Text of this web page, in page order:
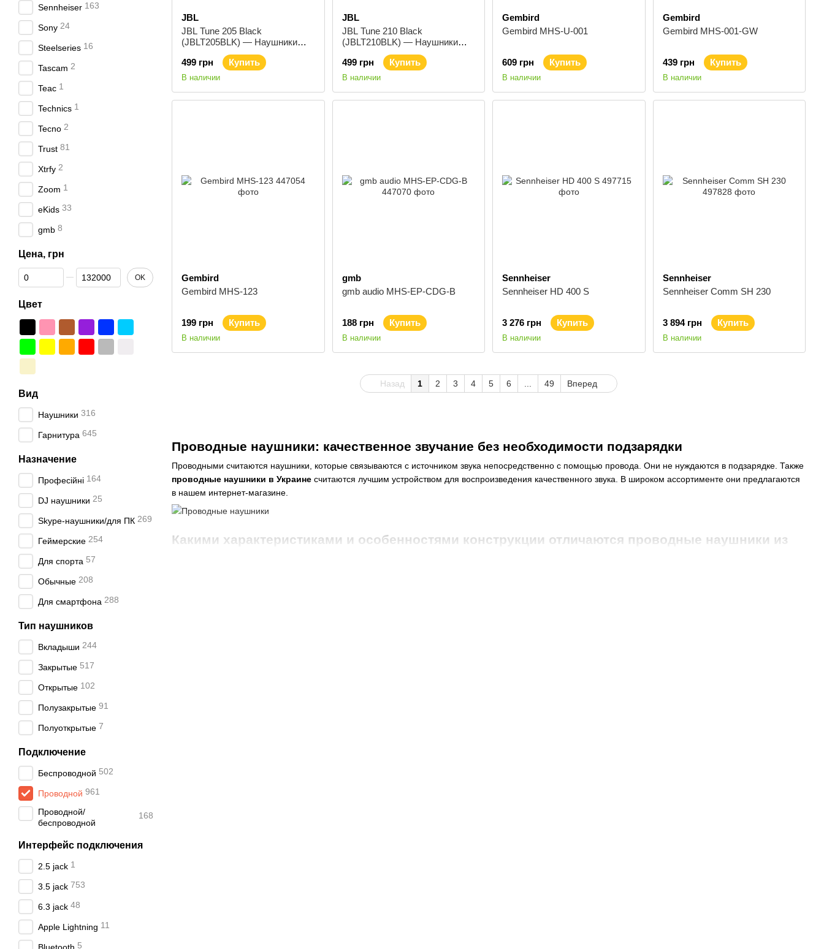
Проводные наушники: качественное звучание без необходимости подзарядки
Проводными считаются наушники, которые связываются с источником звука непосредственно с помощью провода. Они не нуждаются в подзарядке. Также
проводные наушники в Украине считаются лучшим устройством для воспроизведения качественного звука. В широком ассортименте они предлагаются
в нашем интернет-магазине.
Какими характеристиками и особенностями конструкции отличаются проводные наушники из
JBL
JBL Tune 205 Black
(JBLT205BLK) — Наушники
проводные вакуумные 3.5 мм
499 грн
Купить
В наличии
JBL
JBL Tune 210 Black
(JBLT210BLK) — Наушники
проводные вакуумные 3.5 мм
499 грн
Купить
В наличии
Gembird
Gembird MHS-U-001
609 грн Купить
В наличии
Gembird
Gembird MHS-001-GW
439 грн Купить
В наличии
Gembird
Gembird MHS-123
199 грн Купить
В наличии
gmb
gmb audio MHS-EP-CDG-B
188 грн Купить
В наличии
Sennheiser
Sennheiser HD 400 S
3 276 грн Купить
В наличии
Sennheiser
Sennheiser Comm SH 230
3 894 грн Купить
В наличии
Назад 1 2 3 4 5 6 49 Вперед
Sennheiser 163
Sony 24
Steelseries 16
Tascam 2
Teac 1
Technics 1
Tecno 2
Trust 81
Xtrfy 2
Zoom 1
eKids 33
gmb 8
Цена, грн
От Цена, грн
До Цена, грн OK
Цвет
Вид
Наушники 316
Гарнитура 645
Назначение
Професійні 164
DJ наушники 25
Skype-наушники/для ПК 269
Геймерские 254
Для спорта 57
Обычные 208
Для смартфона 288
Тип наушников
Вкладыши 244
Закрытые 517
Открытые 102
Полузакрытые 91
Полуоткрытые 7
Подключение
Беспроводной 502
Проводной 961
Проводной/
беспроводной
168
Интерфейс подключения
2.5 jack 1
3.5 jack 753
6.3 jack 48
Apple Lightning 11
5